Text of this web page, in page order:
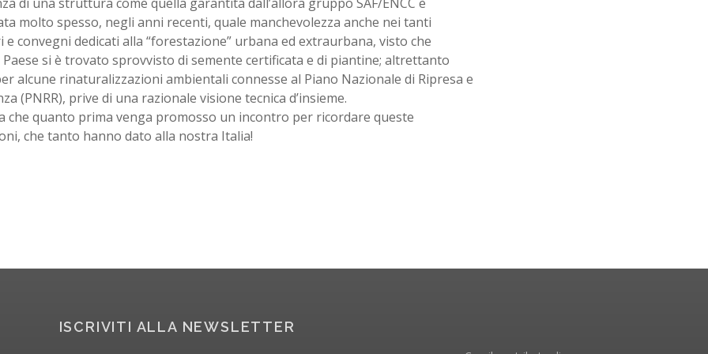
molto spesso, negli anni recenti, quale manchevolezza anche nei tanti
e convegni dedicati alla “forestazione” urbana ed extraurbana, visto che
Paese si è trovato sprovvisto di semente certificata e di piantine; altrettanto
alcune rinaturalizzazioni ambientali connesse al Piano Nazionale di Ripresa e
(PNRR), prive di una razionale visione tecnica d’insieme.
che quanto prima venga promosso un incontro per ricordare queste
che tanto hanno dato alla nostra Italia!
ISCRIVITI ALLA NEWSLETTER